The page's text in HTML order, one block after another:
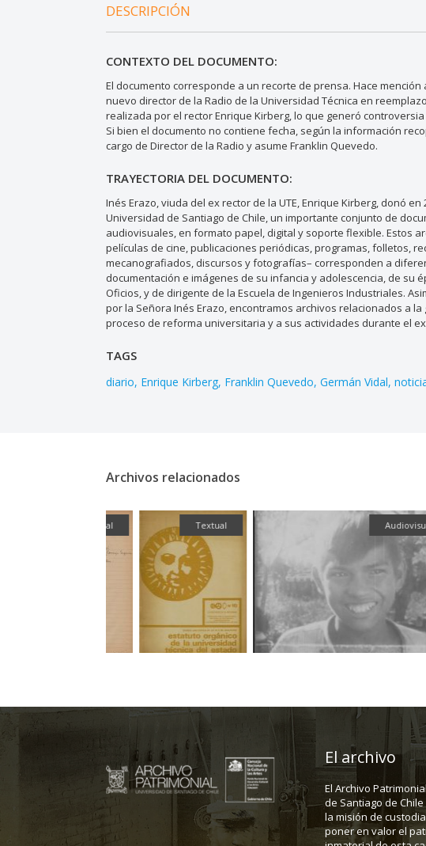
DESCRIPCIÓN
CONTEXTO DEL DOCUMENTO:
El documento corresponde a un recorte de prensa. Hace
nuevo director de la Radio de la Universidad Técnica en
realizada por el rector Enrique Kirberg, lo que generó
Si bien el documento no contiene fecha, según la información
cargo de Director de la Radio y asume Franklin Quevedo.
TRAYECTORIA DEL DOCUMENTO:
Inés Erazo, viuda del ex rector de la UTE, Enrique Kirberg, donó en
Universidad de Santiago de Chile, un importante conjunto de
audiovisuales, en formato papel, digital y soporte flexible. Estos
películas de cine, publicaciones periódicas, programas, folletos,
mecanografiados, discursos y fotografías– corresponden a
documentación e imágenes de su infancia y adolescencia, de su
Oficios, y de dirigente de la Escuela de Ingenieros Industriales.
por la Señora Inés Erazo, encontramos archivos relacionados a la
proceso de reforma universitaria y a sus actividades durante el
TAGS
diario Enrique Kirberg Franklin Quevedo Germán Vidal
Archivos relacionados
Textual Audiovisual
El archivo
El Archivo
de Santiago de
la misión de
poner en valor el